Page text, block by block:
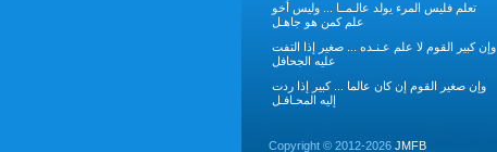
تعلم فليس المرء يولد عالـمــا ... وليس أخو
علم كمن هو جاهـل
وإن كبير القوم لا علم عـنـده ... صغير إذا التفت
عليه الجحافل
وإن صغير القوم إن كان عالما ... كبير إذا ردت
إليه المحـافـل
Copyright © 2012-2026 JMFB